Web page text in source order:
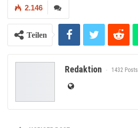
2.146
Teilen
Redaktion 1432 Posts